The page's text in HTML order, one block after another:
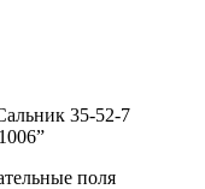
35-52-7
поля